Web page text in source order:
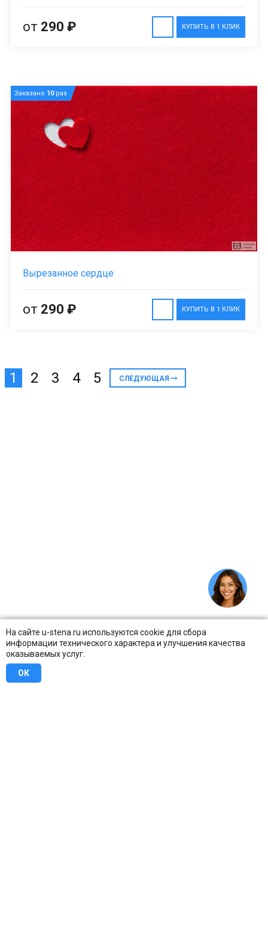
На сайте u-stena.ru используются cookie для сбора
информации технического характера и улучшения качества
оказываемых услуг.
ОК
КУПИТЬ В 1 КЛИК
от 290 ₽
Заказано 10раз
Вырезанное сердце
КУПИТЬ В 1 КЛИК
от 290 ₽
1 2 3 4 5 СЛЕДУЮЩАЯ